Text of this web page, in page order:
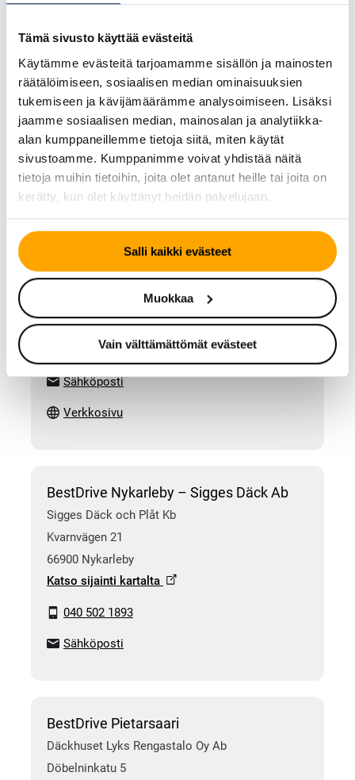
Tämä sivusto käyttää evästeitä
Käytämme evästeitä tarjoamamme sisällön ja mainosten
räätälöimiseen, sosiaalisen median ominaisuuksien
tukemiseen ja kävijämäärämme analysoimiseen. Lisäksi
jaamme sosiaalisen median, mainosalan ja analytiikka-
alan kumppaneillemme tietoja siitä, miten käytät
sivustoamme. Kumppanimme voivat yhdistää näitä
tietoja muihin tietoihin, joita olet antanut heille tai joita on
kerätty, kun olet käyttänyt heidän palvelujaan.
Salli kaikki evästeet
Muokkaa
Vain välttämättömät evästeet
50130 Mikkeli
Katso sijainti kartalta
0105043730
Sähköposti
Verkkosivu
BestDrive Närpiö
Terminalvägen 16
Katso sijainti kartalta
06 347 3560
Sähköposti
Verkkosivu
BestDrive Nykarleby – Sigges Däck Ab
Sigges Däck och Plåt Kb
Kvarnvägen 21
66900 Nykarleby
Katso sijainti kartalta
040 502 1893
Sähköposti
BestDrive Pietarsaari
Däckhuset Lyks Rengastalo Oy Ab
Döbelninkatu 5